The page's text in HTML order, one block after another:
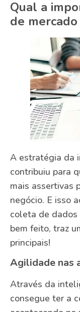
Qual a
de
A estratégia da
contribuiu para
mais assertivas
negócio. E isso
coleta de dados
bem feito, traz
principais!
Agilidade nas
Através da
consegue ter a